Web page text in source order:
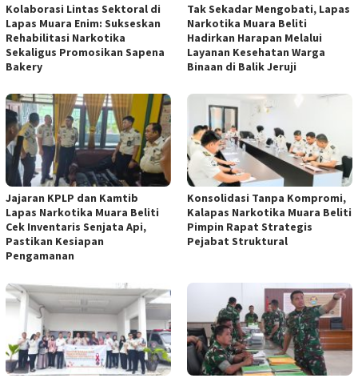
Kolaborasi Lintas Sektoral di
Lapas Muara Enim: Sukseskan
Rehabilitasi Narkotika
Sekaligus Promosikan Sapena
Bakery
Tak Sekadar Mengobati, Lapas
Narkotika Muara Beliti
Hadirkan Harapan Melalui
Layanan Kesehatan Warga
Binaan di Balik Jeruji
Jajaran KPLP dan Kamtib
Lapas Narkotika Muara Beliti
Cek Inventaris Senjata Api,
Pastikan Kesiapan
Pengamanan
Konsolidasi Tanpa Kompromi,
Kalapas Narkotika Muara Beliti
Pimpin Rapat Strategis
Pejabat Struktural